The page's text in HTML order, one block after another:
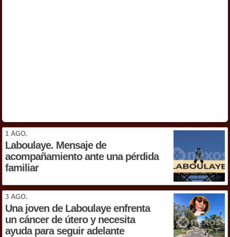
1 AGO.
Laboulaye. Mensaje de
acompañamiento ante una pérdida
familiar
3 AGO.
Una joven de Laboulaye enfrenta
un cáncer de útero y necesita
ayuda para seguir adelante